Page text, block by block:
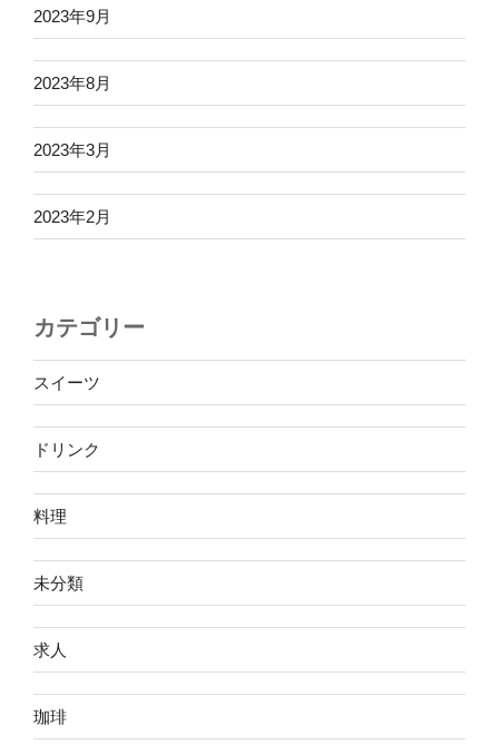
2023年9月
2023年8月
2023年3月
2023年2月
カテゴリー
スイーツ
ドリンク
料理
未分類
求人
珈琲